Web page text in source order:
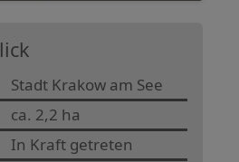
Stadt Krakow am See
ca. 2,2 ha
In Kraft getreten